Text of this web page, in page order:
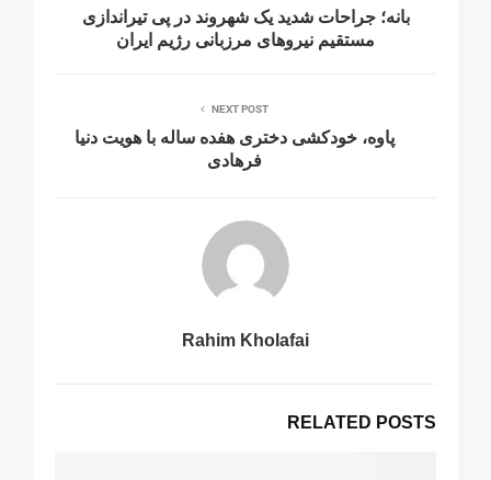
بانە؛ جراحات شدید یک شهروند در پی تیراندازی
مستقیم نیروهای مرزبانی رژیم ایران
NEXT POST
پاوه، خودکشی دختری هفده ساله با هویت دنیا
فرهادی
Rahim Kholafai
RELATED POSTS